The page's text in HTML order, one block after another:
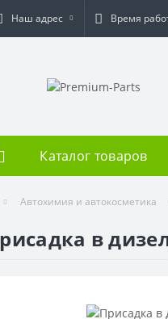
Наш адрес Время
Каталог товаров
Автохимия и автокосметика
в